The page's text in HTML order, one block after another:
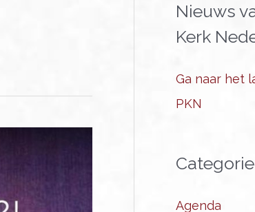
Nieuws
Kerk
Ga naar het
PKN
Agenda